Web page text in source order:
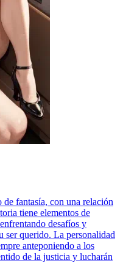
fantasía, con una relación
tiene elementos de
desafíos y
ser querido. La personalidad
anteponiendo a los
de la justicia y lucharán